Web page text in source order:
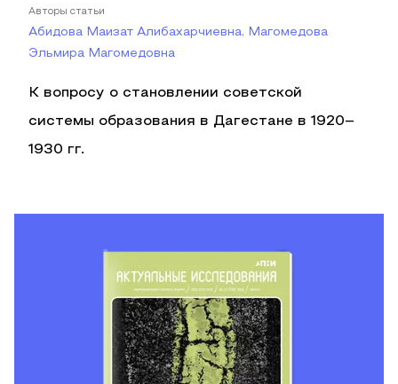
Авторы статьи
Абидова Маизат Алибахарчиевна, Магомедова
Эльмира Магомедовна
К вопросу о становлении советской
системы образования в Дагестане в 1920–
1930 гг.